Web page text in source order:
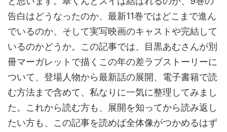
告白はどうなったのか、最新11巻ではどこまで進ん
でいるのか、そして実写映画のキャストや完結して
いるのかどうか。この記事では、目黒あむさんが別
冊マーガレットで描くこの年の差ラブストーリーに
ついて、登場人物から最新話の展開、電子書籍で読
む方法まで含めて、私なりに一気に整理してみまし
た。これから読む方も、展開を知ってから読み返し
たい方も、この記事を読めば全体像がつかめるはず